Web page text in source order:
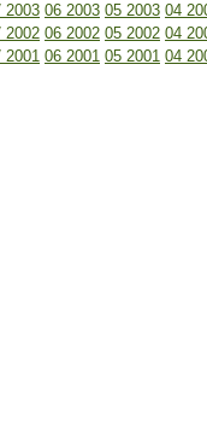
2003 06 2003 05 2003 04
2002 06 2002 05 2002 04
2001 06 2001 05 2001 04